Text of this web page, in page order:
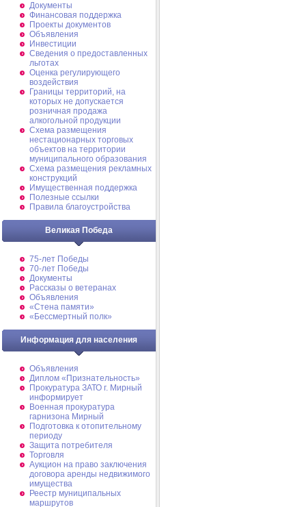
Документы
Финансовая поддержка
Проекты документов
Объявления
Инвестиции
Сведения о предоставленных
льготах
Оценка регулирующего
воздействия
Границы территорий, на
которых не допускается
розничная продажа
алкогольной продукции
Схема размещения
нестационарных торговых
объектов на территории
муниципального образования
Схема размещения рекламных
конструкций
Имущественная поддержка
Полезные ссылки
Правила благоустройства
Великая Победа
75-лет Победы
70-лет Победы
Документы
Рассказы о ветеранах
Объявления
«Стена памяти»
«Бессмертный полк»
Информация для населения
Объявления
Диплом «Признательность»
Прокуратура ЗАТО г. Мирный
информирует
Военная прокуратура
гарнизона Мирный
Подготовка к отопительному
периоду
Защита потребителя
Торговля
Аукцион на право заключения
договора аренды недвижимого
имущества
Реестр муниципальных
маршрутов